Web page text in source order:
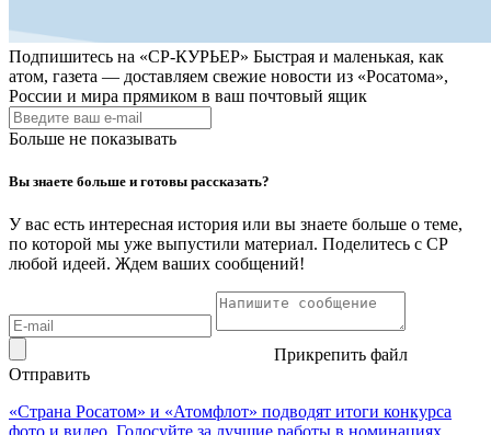
Подпишитесь на «СР-КУРЬЕР» Быстрая и маленькая, как
атом, газета — доставляем свежие новости из «Росатома»,
России и мира прямиком в ваш почтовый ящик
Больше не показывать
Вы знаете больше и готовы рассказать?
У вас есть интересная история или вы знаете больше о теме,
по которой мы уже выпустили материал. Поделитесь с СР
любой идеей. Ждем ваших сообщений!
Прикрепить файл
Отправить
«Страна Росатом» и «Атомфлот» подводят итоги конкурса